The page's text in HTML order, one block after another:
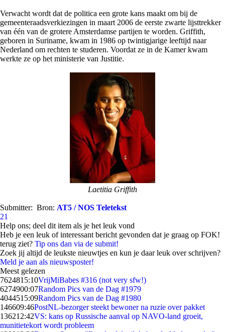
Verwacht wordt dat de politica een grote kans maakt om bij de
gemeenteraadsverkiezingen in maart 2006 de eerste zwarte lijsttrekker
van één van de grotere Amsterdamse partijen te worden. Griffith,
geboren in Suriname, kwam in 1986 op twintigjarige leeftijd naar
Nederland om rechten te studeren. Voordat ze in de Kamer kwam
werkte ze op het ministerie van Justitie.
Laetitia Griffith
Submitter: Bron: AT5 / NOS Teletekst
21
Help ons; deel dit item als je het leuk vond
Heb je een leuk of interessant bericht gevonden dat je graag op FOK!
terug ziet? Tip ons dan via de submit!
Zoek jij altijd de leukste nieuwtjes en kun je daar leuk over schrijven?
Meld je aan als nieuwsposter!
Meest gelezen
7624815:10VrijMiBabes #316 (not very sfw!)
6274900:07Random Pics van de Dag #1979
4044515:09Random Pics van de Dag #1980
146609:46PostNL-bezorger steekt bewoner na ruzie over pakket
136212:42VS: kans op Russische aanval op NAVO-land groeit,
munitietekort wordt probleem